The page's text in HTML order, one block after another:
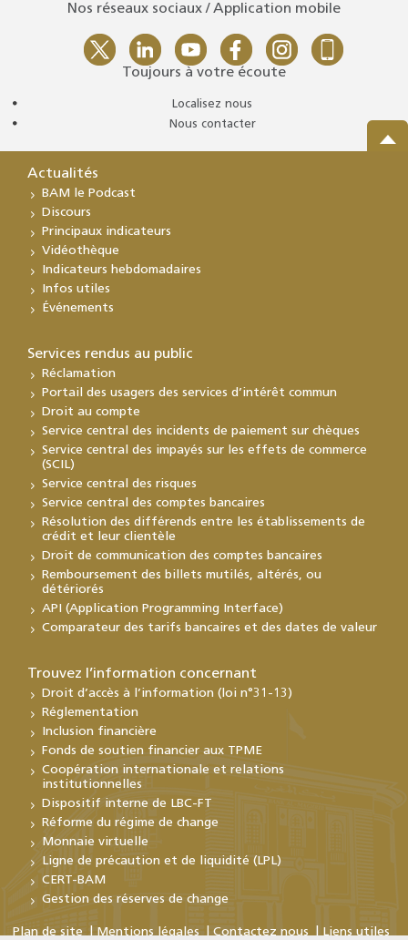
Nos réseaux sociaux / Application mobile
Toujours à votre écoute
Localisez nous
Nous contacter
Actualités
BAM le Podcast
Discours
Principaux indicateurs
Vidéothèque
Indicateurs hebdomadaires
Infos utiles
Événements
Services rendus au public
Réclamation
Portail des usagers des services d’intérêt commun
Droit au compte
Service central des incidents de paiement sur chèques
Service central des impayés sur les effets de commerce
(SCIL)
Service central des risques
Service central des comptes bancaires
Résolution des différends entre les établissements de
crédit et leur clientèle
Droit de communication des comptes bancaires
Remboursement des billets mutilés, altérés, ou
détériorés
API (Application Programming Interface)
Comparateur des tarifs bancaires et des dates de valeur
Trouvez l’information concernant
Droit d’accès à l’information (loi n°31-13)
Réglementation
Inclusion financière
Fonds de soutien financier aux TPME
Coopération internationale et relations
institutionnelles
Dispositif interne de LBC-FT
Réforme du régime de change
Monnaie virtuelle
Ligne de précaution et de liquidité (LPL)
CERT-BAM
Gestion des réserves de change
Plan de site Mentions légales Contactez nous Liens utiles